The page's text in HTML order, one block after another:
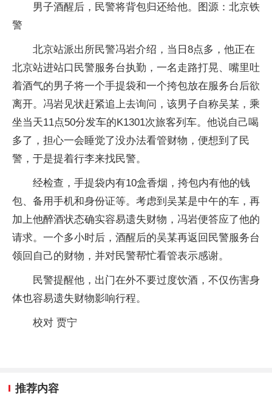
男子酒醒后，民警将背包归还给他。图源：北京铁
警
北京站派出所民警冯岩介绍，当日8点多，他正在
北京站进站口民警服务台执勤，一名走路打晃、嘴里吐
着酒气的男子将一个手提袋和一个挎包放在服务台后欲
离开。冯岩见状赶紧追上去询问，该男子自称吴某，乘
坐当天11点50分发车的K1301次旅客列车。他说自己喝
多了，担心一会睡觉了没办法看管财物，便想到了民
警，于是提着行李来找民警。
经检查，手提袋内有10盒香烟，挎包内有他的钱
包、备用手机和身份证等。考虑到吴某是中午的车，再
加上他醉酒状态确实容易遗失财物，冯岩便答应了他的
请求。一个多小时后，酒醒后的吴某再返回民警服务台
领回自己的财物，并对民警帮忙看管表示感谢。
民警提醒他，出门在外不要过度饮酒，不仅伤害身
体也容易遗失财物影响行程。
校对 贾宁
推荐内容